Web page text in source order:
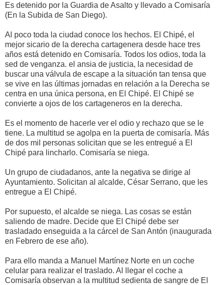
Es detenido por la Guardia de Asalto y llevado a Comisaría
(En la Subida de San Diego).
Al poco toda la ciudad conoce los hechos. El Chipé, el
mejor sicario de la derecha cartagenera desde hace tres
años está detenido en Comisaría. Todos los odios, toda la
sed de venganza. el ansia de justicia, la necesidad de
buscar una válvula de escape a la situación tan tensa que
se vive en las últimas jornadas en relación a la Derecha se
centra en una única persona, en El Chipé. El Chipé se
convierte a ojos de los cartageneros en la derecha.
Es el momento de hacerle ver el odio y rechazo que se le
tiene. La multitud se agolpa en la puerta de comisaría. Más
de dos mil personas solicitan que se les entregué a El
Chipé para lincharlo. Comisaría se niega.
Un grupo de ciudadanos, ante la negativa se dirige al
Ayuntamiento. Solicitan al alcalde, César Serrano, que les
entregue a El Chipé.
Por supuesto, el alcalde se niega. Las cosas se están
saliendo de madre. Decide que El Chipé debe ser
trasladado enseguida a la cárcel de San Antón (inaugurada
en Febrero de ese año).
Para ello manda a Manuel Martínez Norte en un coche
celular para realizar el traslado. Al llegar el coche a
Comisaría observan a la multitud sedienta de sangre de El